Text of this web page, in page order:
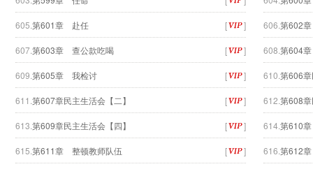
605. 第601章 赴任 [ ] 606. 第602
607.第603章 查公款吃喝 [ ] 608. 第604
609. 第605章 我检讨 [ ] 610. 第606
611. 第607章民主生活会【二】 [ ] 612. 第608
613. 第609章民主生活会【四】 [ ] 614. 第610
615. 第611章 整顿教师队伍 [ ] 616. 第612